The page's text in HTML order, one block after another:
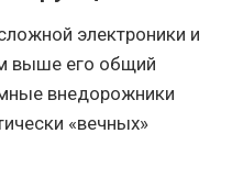
электроники и
выше его общий
внедорожники
«вечных»